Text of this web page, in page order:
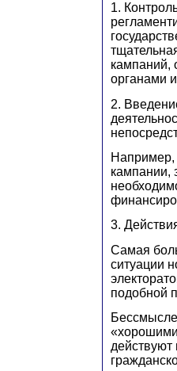
1.
кампаний,
органами
2.
Например,
кампании,
3.
Самая
ситуации
подобной